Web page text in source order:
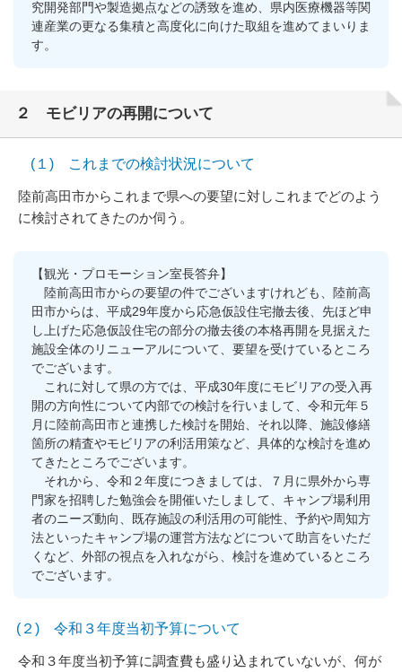
究開発部門や製造拠点などの誘致を進め、県内医療機器等関
連産業の更なる集積と高度化に向けた取組を進めてまいりま
す。
２ モビリアの再開について
(１) これまでの検討状況について
陸前高田市からこれまで県への要望に対しこれまでどのよう
に検討されてきたのか伺う。
【観光・プロモーション室長答弁】
陸前高田市からの要望の件でございますけれども、陸前高
田市からは、平成29年度から応急仮設住宅撤去後、先ほど申
し上げた応急仮設住宅の部分の撤去後の本格再開を見据えた
施設全体のリニューアルについて、要望を受けているところ
でございます。
これに対して県の方では、平成30年度にモビリアの受入再
開の方向性について内部での検討を行いまして、令和元年５
月に陸前高田市と連携した検討を開始、それ以降、施設修繕
箇所の精査やモビリアの利活用策など、具体的な検討を進め
てきたところでございます。
それから、令和２年度につきましては、７月に県外から専
門家を招聘した勉強会を開催いたしまして、キャンプ場利用
者のニーズ動向、既存施設の利活用の可能性、予約や周知方
法といったキャンプ場の運営方法などについて助言をいただ
くなど、外部の視点を入れながら、検討を進めているところ
でございます。
(２) 令和３年度当初予算について
令和３年度当初予算に調査費も盛り込まれていないが、何が